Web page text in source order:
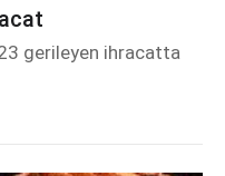
gerileyen ihracatta